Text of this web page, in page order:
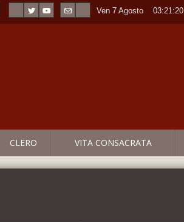
Ven 7 Agosto ----03:21:21
CLERO VITA CONSACRATA